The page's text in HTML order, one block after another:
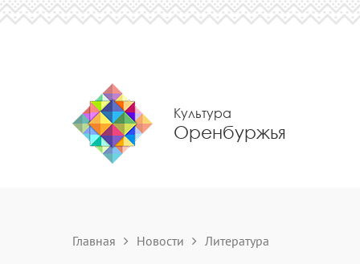
Культура
Оренбуржья
Главная Новости Литература